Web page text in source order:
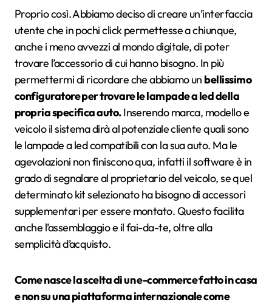
Proprio così. Abbiamo deciso di creare un’interfaccia
utente che in pochi click permettesse a chiunque,
anche i meno avvezzi al mondo digitale, di poter
trovare l’accessorio di cui hanno bisogno. In più
permettermi di ricordare che abbiamo un bellissimo
configuratore per trovare le lampade a led della
propria specifica auto.Inserendo marca, modello e
veicolo il sistema dirà al potenziale cliente quali sono
le lampade a led compatibili con la sua auto. Ma le
agevolazioni non finiscono qua, infatti il software è in
grado di segnalare al proprietario del veicolo, se quel
determinato kit selezionato ha bisogno di accessori
supplementari per essere montato. Questo facilita
anche l’assemblaggio e il fai-da-te, oltre alla
semplicità d’acquisto.
Come nasce la scelta di un e-commerce fatto in casa
e non su una piattaforma internazionale come